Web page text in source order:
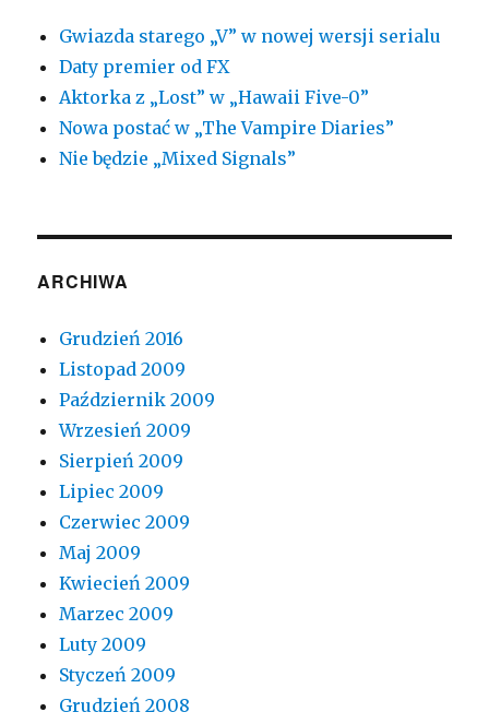
Gwiazda starego „V” w nowej wersji serialu
Daty premier od FX
Aktorka z „Lost” w „Hawaii Five-0”
Nowa postać w „The Vampire Diaries”
Nie będzie „Mixed Signals”
ARCHIWA
Grudzień 2016
Listopad 2009
Październik 2009
Wrzesień 2009
Sierpień 2009
Lipiec 2009
Czerwiec 2009
Maj 2009
Kwiecień 2009
Marzec 2009
Luty 2009
Styczeń 2009
Grudzień 2008